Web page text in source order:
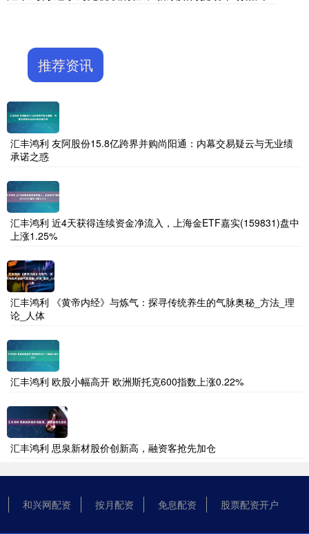
推荐资讯
汇丰鸿利 友阿股份15.8亿跨界并购尚阳通：内幕交易疑云与无业绩
承诺之惑
汇丰鸿利 近4天获得连续资金净流入，上海金ETF嘉实(159831)盘中
上涨1.25%
汇丰鸿利 《黄帝内经》与炼气：探寻传统养生的气脉奥秘_方法_理
论_人体
汇丰鸿利 欧股小幅高开 欧洲斯托克600指数上涨0.22%
汇丰鸿利 思泉新材股价创新高，融资客抢先加仓
和兴网配资 按月配资 免息配资 股票配资开户